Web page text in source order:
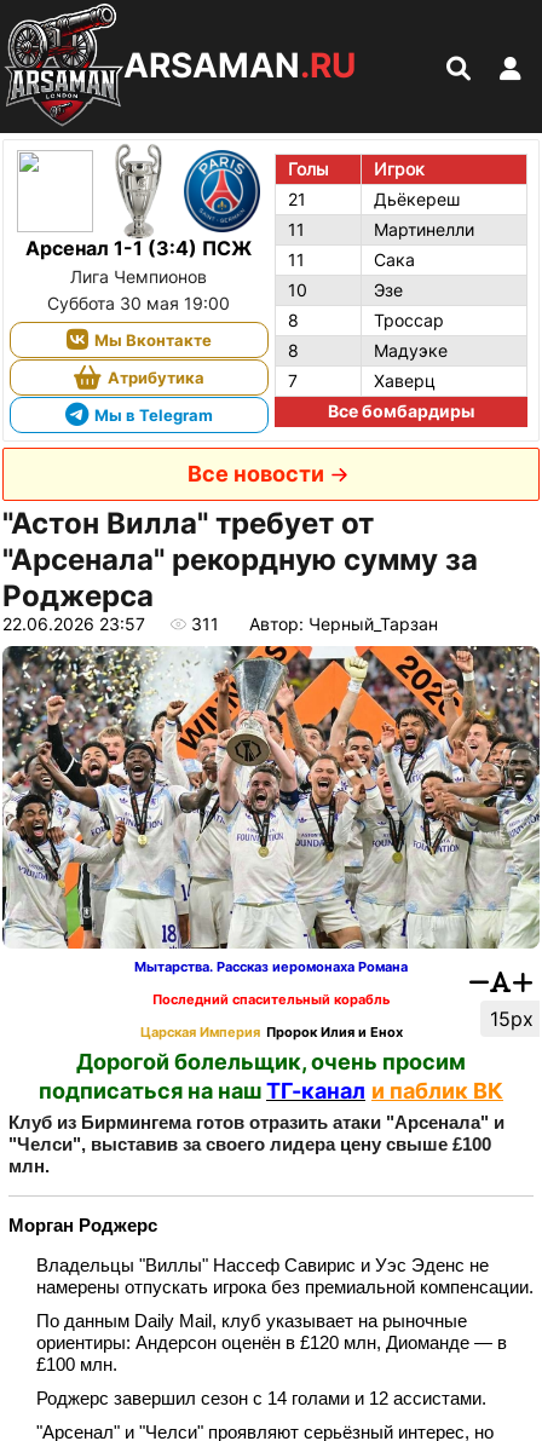
ARSAMAN.RU
Арсенал 1-1 (3:4) ПСЖ
Лига Чемпионов
Суббота 30 мая 19:00
Мы Вконтакте
Атрибутика
Мы в Telegram
Голы
Игрок
21
Дьёкереш
11
Мартинелли
11
Сака
10
Эзе
8
Троссар
8
Мадуэке
7
Хаверц
Все бомбардиры
Все новости
"Астон Вилла" требует от
"Арсенала" рекордную сумму за
Роджерса
22.06.2026 23:57 311 Автор: Черный_Тарзан
15px
Мытарства. Рассказ иеромонаха Романа
Последний спасительный корабль
Царская Империя Пророк Илия и Енох
Дорогой болельщик, очень просим
подписаться на нашТГ-канал и паблик ВК
Клуб из Бирмингема готов отразить атаки "Арсенала" и
"Челси", выставив за своего лидера цену свыше £100
млн.
Морган Роджерс
Владельцы "Виллы" Нассeф Савирис и Уэс Эденс не
намерены отпускать игрока без премиальной компенсации.
По данным Daily Mail, клуб указывает на рыночные
ориентиры: Андерсон оценён в £120 млн, Диоманде — в
£100 млн.
Роджерс завершил сезон с 14 голами и 12 ассистами.
"Арсенал" и "Челси" проявляют серьёзный интерес, но